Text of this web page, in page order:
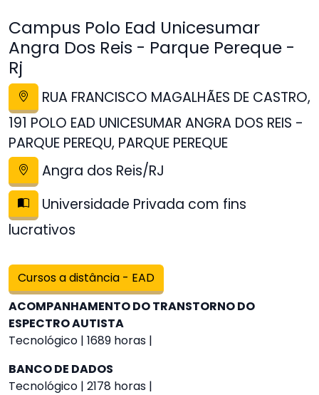
Campus Polo Ead Unicesumar
Angra Dos Reis - Parque Pereque -
Rj
RUA FRANCISCO MAGALHÃES DE CASTRO,
191 POLO EAD UNICESUMAR ANGRA DOS REIS -
PARQUE PEREQU, PARQUE PEREQUE
Angra dos Reis/RJ
Universidade Privada com fins
lucrativos
Cursos a distância - EAD
ACOMPANHAMENTO DO TRANSTORNO DO
ESPECTRO AUTISTA
Tecnológico | 1689 horas |
BANCO DE DADOS
Tecnológico | 2178 horas |